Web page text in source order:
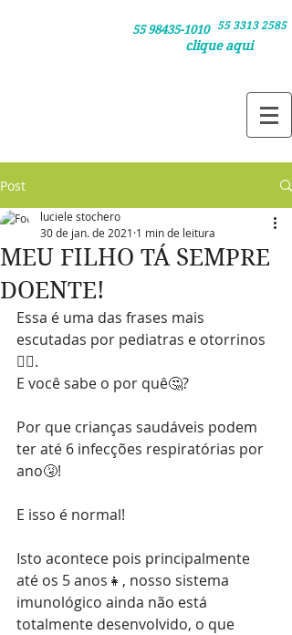
Clique nos números /
e agende sua consulta pelo telefone ou
55 98435-1010 55 3313 2585
clique aqui
Post
MEU FILHO TÁ SEMPRE
DOENTE!
luciele stochero
30 de jan. de 2021 1 min de leitura
Essa é uma das frases mais
escutadas por pediatras e otorrinos
👩‍⚕️.
E você sabe o por quê🤔?
Por que crianças saudáveis podem
ter até 6 infecções respiratórias por
ano🤧!
E isso é normal!
Isto acontece pois principalmente
até os 5 anos👧, nosso sistema
imunológico ainda não está
totalmente desenvolvido, o que